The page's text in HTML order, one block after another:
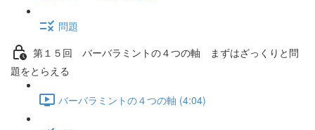
問題
第１５回 バーバラミントの４つの軸 まずはざっくりと問
題をとらえる
バーバラミントの４つの軸 (4:04)